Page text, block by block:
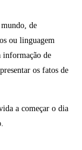
de
ou linguagem
informação de
os fatos de
a começar o dia